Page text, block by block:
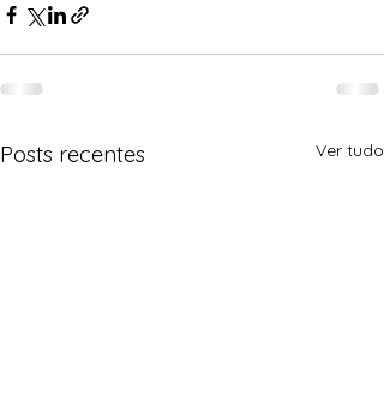
Posts recentes Ver tudo